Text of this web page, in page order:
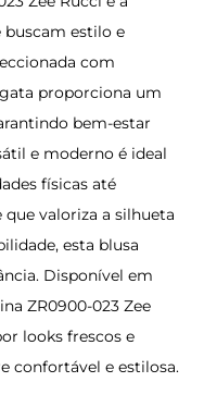
buscam estilo e
com
proporciona um
bem-estar
e moderno é ideal
físicas até
valoriza a silhueta
esta blusa
Disponível em
ZR0900-023 Zee
looks frescos e
confortável e estilosa.